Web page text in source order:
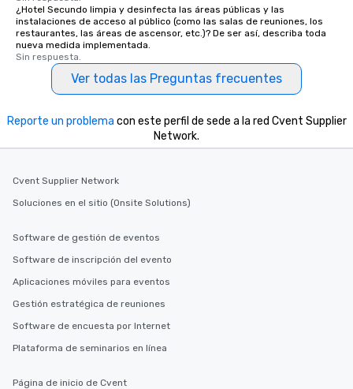
¿Hotel Secundo limpia y desinfecta las áreas públicas y las
instalaciones de acceso al público (como las salas de reuniones, los
restaurantes, las áreas de ascensor, etc.)? De ser así, describa toda
nueva medida implementada.
Sin respuesta.
Ver todas las Preguntas frecuentes
Reporte un problema con este perfil de sede a la red Cvent Supplier
Network.
Cvent Supplier Network
Soluciones en el sitio (Onsite Solutions)
Software de gestión de eventos
Software de inscripción del evento
Aplicaciones móviles para eventos
Gestión estratégica de reuniones
Software de encuesta por Internet
Plataforma de seminarios en línea
Página de inicio de Cvent